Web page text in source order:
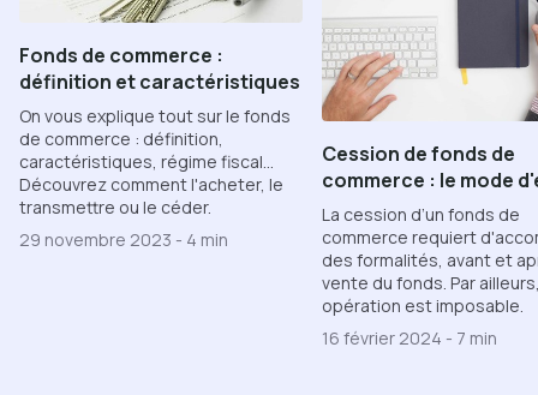
Fonds de commerce :
définition et caractéristiques
On vous explique tout sur le fonds
de commerce : définition,
caractéristiques, régime fiscal...
Découvrez comment l'acheter, le
transmettre ou le céder.
29 novembre 2023 - 4 min
Cession de fonds de
commerce : le mode
La cession d’un fonds de
commerce requiert
des formalités, avant et
vente du fonds. Par
opération est imposable.
16 février 2024 - 7 min